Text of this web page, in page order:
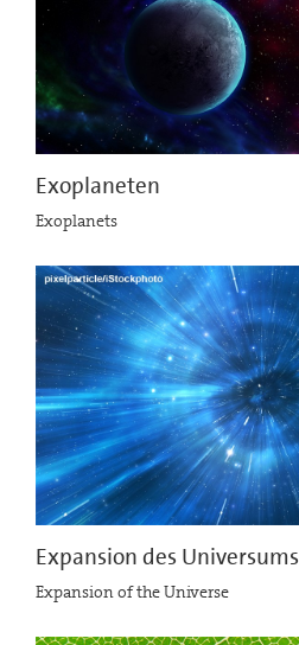
Exoplaneten
Exoplanets
Expansion des Universums
Expansion of the Universe